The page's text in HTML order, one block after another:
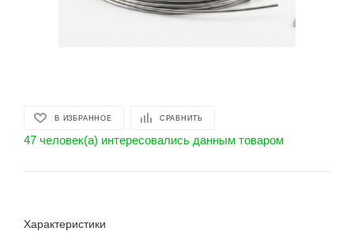
В ИЗБРАННОЕ СРАВНИТЬ
47 человек(а) интересовались данным товаром
Характеристики